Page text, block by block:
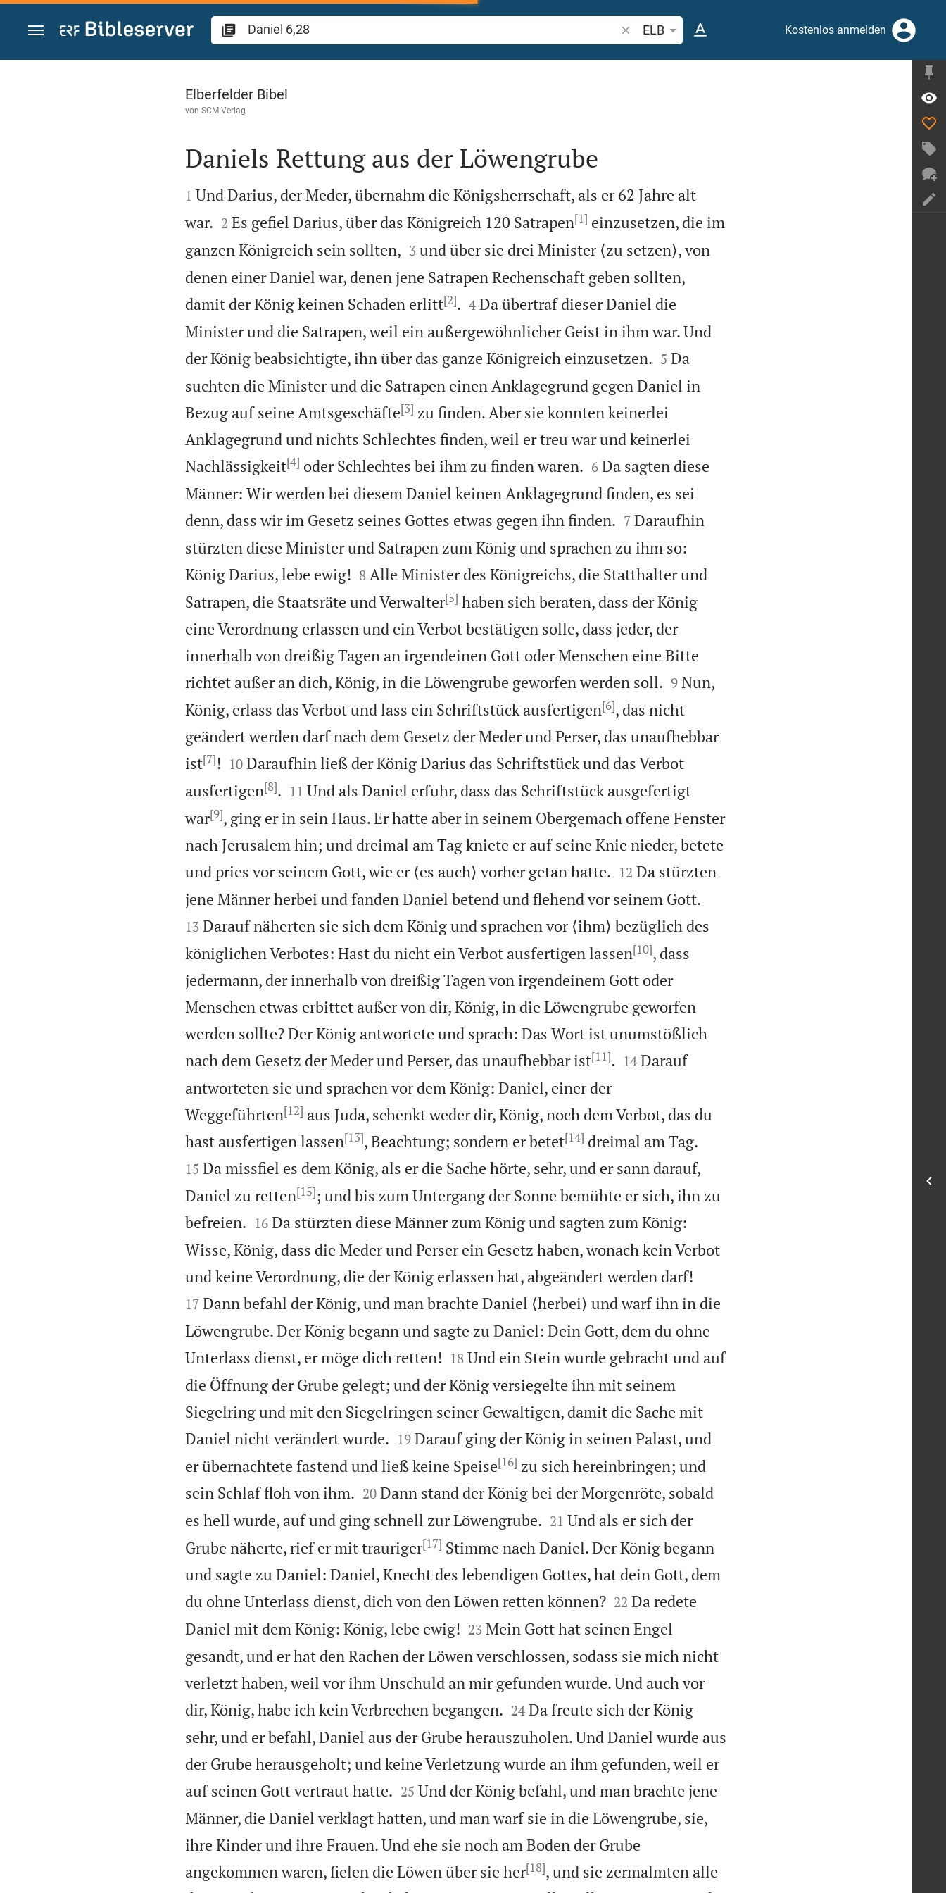
Zum Inhalt springen
Bibelstelle oder Begriff suchen
ELB Kostenlos anmelden
Daniel 6
Elberfelder Bibel
von SCM Verlag

Daniels Rettung aus der Löwengrube

1 Und Darius, der Meder, übernahm die Königsherrschaft, als er 62 Jahre alt
war.
2 Es gefiel Darius, über das Königreich 120 Satrapen[1] einzusetzen, die im
ganzen Königreich sein sollten,
3 und über sie drei Minister ⟨zu setzen⟩, von
denen einer Daniel war, denen jene Satrapen Rechenschaft geben sollten,
damit der König keinen Schaden erlitt[2].
4 Da übertraf dieser Daniel die
Minister und die Satrapen, weil ein außergewöhnlicher Geist in ihm war. Und
der König beabsichtigte, ihn über das ganze Königreich einzusetzen.
5 Da
suchten die Minister und die Satrapen einen Anklagegrund gegen Daniel in
Bezug auf seine Amtsgeschäfte[3] zu finden. Aber sie konnten keinerlei
Anklagegrund und nichts Schlechtes finden, weil er treu war und keinerlei
Nachlässigkeit[4] oder Schlechtes bei ihm zu finden waren.
6 Da sagten diese
Männer: Wir werden bei diesem Daniel keinen Anklagegrund finden, es sei
denn, dass wir im Gesetz seines Gottes etwas gegen ihn finden.
7 Daraufhin
stürzten diese Minister und Satrapen zum König und sprachen zu ihm so:
König Darius, lebe ewig!
8 Alle Minister des Königreichs, die Statthalter und
Satrapen, die Staatsräte und Verwalter[5] haben sich beraten, dass der König
eine Verordnung erlassen und ein Verbot bestätigen solle, dass jeder, der
innerhalb von dreißig Tagen an irgendeinen Gott oder Menschen eine Bitte
richtet außer an dich, König, in die Löwengrube geworfen werden soll.
9 Nun,
König, erlass das Verbot und lass ein Schriftstück ausfertigen[6], das nicht
geändert werden darf nach dem Gesetz der Meder und Perser, das unaufhebbar
ist[7]!
10 Daraufhin ließ der König Darius das Schriftstück und das Verbot
ausfertigen[8].
11 Und als Daniel erfuhr, dass das Schriftstück ausgefertigt
war[9], ging er in sein Haus. Er hatte aber in seinem Obergemach offene Fenster
nach Jerusalem hin; und dreimal am Tag kniete er auf seine Knie nieder, betete
und pries vor seinem Gott, wie er ⟨es auch⟩ vorher getan hatte.
12 Da stürzten
jene Männer herbei und fanden Daniel betend und flehend vor seinem Gott.
13 Darauf näherten sie sich dem König und sprachen vor ⟨ihm⟩ bezüglich des
königlichen Verbotes: Hast du nicht ein Verbot ausfertigen lassen[10], dass
jedermann, der innerhalb von dreißig Tagen von irgendeinem Gott oder
Menschen etwas erbittet außer von dir, König, in die Löwengrube geworfen
werden sollte? Der König antwortete und sprach: Das Wort ist unumstößlich
nach dem Gesetz der Meder und Perser, das unaufhebbar ist[11].
14 Darauf
antworteten sie und sprachen vor dem König: Daniel, einer der
Weggeführten[12] aus Juda, schenkt weder dir, König, noch dem Verbot, das du
hast ausfertigen lassen[13], Beachtung; sondern er betet[14] dreimal am Tag.
15 Da missfiel es dem König, als er die Sache hörte, sehr, und er sann darauf,
Daniel zu retten[15]; und bis zum Untergang der Sonne bemühte er sich, ihn zu
befreien.
16 Da stürzten diese Männer zum König und sagten zum König:
Wisse, König, dass die Meder und Perser ein Gesetz haben, wonach kein Verbot
und keine Verordnung, die der König erlassen hat, abgeändert werden darf!
17 Dann befahl der König, und man brachte Daniel ⟨herbei⟩ und warf ihn in die
Löwengrube. Der König begann und sagte zu Daniel: Dein Gott, dem du ohne
Unterlass dienst, er möge dich retten!
18 Und ein Stein wurde gebracht und auf
die Öffnung der Grube gelegt; und der König versiegelte ihn mit seinem
Siegelring und mit den Siegelringen seiner Gewaltigen, damit die Sache mit
Daniel nicht verändert wurde.
19 Darauf ging der König in seinen Palast, und
er übernachtete fastend und ließ keine Speise[16] zu sich hereinbringen; und
sein Schlaf floh von ihm.
20 Dann stand der König bei der Morgenröte, sobald
es hell wurde, auf und ging schnell zur Löwengrube.
21 Und als er sich der
Grube näherte, rief er mit trauriger[17] Stimme nach Daniel. Der König begann
und sagte zu Daniel: Daniel, Knecht des lebendigen Gottes, hat dein Gott, dem
du ohne Unterlass dienst, dich von den Löwen retten können?
22 Da redete
Daniel mit dem König: König, lebe ewig!
23 Mein Gott hat seinen Engel
gesandt, und er hat den Rachen der Löwen verschlossen, sodass sie mich nicht
verletzt haben, weil vor ihm Unschuld an mir gefunden wurde. Und auch vor
dir, König, habe ich kein Verbrechen begangen.
24 Da freute sich der König
sehr, und er befahl, Daniel aus der Grube herauszuholen. Und Daniel wurde aus
der Grube herausgeholt; und keine Verletzung wurde an ihm gefunden, weil er
auf seinen Gott vertraut hatte.
25 Und der König befahl, und man brachte jene
Männer, die Daniel verklagt hatten, und man warf sie in die Löwengrube, sie,
ihre Kinder und ihre Frauen. Und ehe sie noch am Boden der Grube
angekommen waren, fielen die Löwen über sie her[18], und sie zermalmten alle